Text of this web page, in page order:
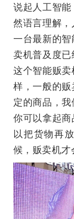
说起人工智
然语言理解
一台最新的
卖机普及度
这个智能贩
样，一般的
定的商品，
你可以拿起
以把货物再
候，贩卖机才